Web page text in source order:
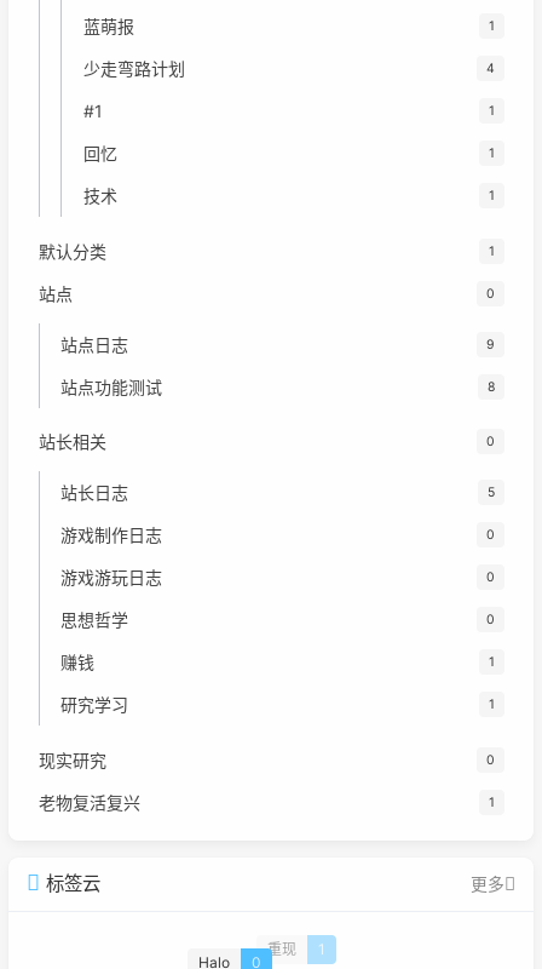
蓝萌报 1
少走弯路计划 4
#1 1
回忆 1
技术 1
默认分类 1
站点 0
站点日志 9
站点功能测试 8
站长相关 0
站长日志 5
游戏制作日志 0
游戏游玩日志 0
思想哲学 0
赚钱 1
研究学习 1
现实研究 0
老物复活复兴 1
标签云 更多
Halo 0 重现